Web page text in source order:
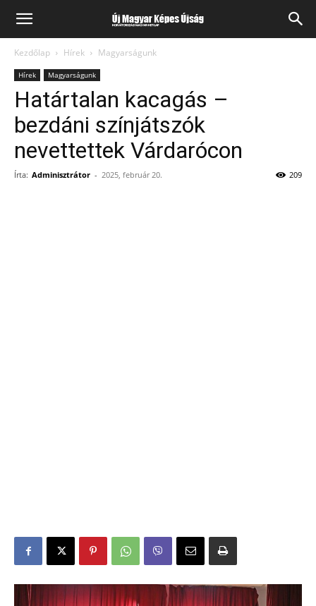
Kezdőlap Hírek Magyarságunk
Hírek Magyarságunk
Határtalan kacagás –
bezdáni színjátszók
nevettettek Várdarócon
Írta: Adminisztrátor - 2025, február 20. 209